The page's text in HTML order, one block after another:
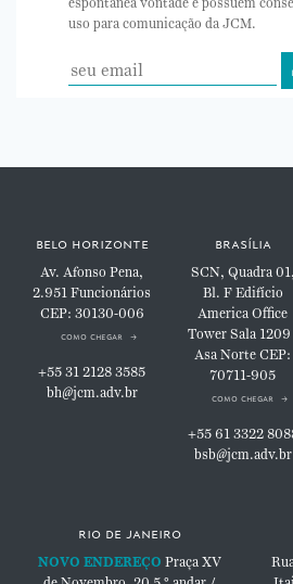
uso para comunicação da JCM.
belo horizonte
Av. Afonso Pena,
2.951Funcionários
CEP: 30130-006
como chegar
+55 31 2128 3585
bh@jcm.adv.br
brasília
SCN, Quadra 01,
Bl. FEdifício
America Office
TowerSala 1209
Asa NorteCEP:
70711-905
como chegar
+55 61 3322
bsb@jcm.adv.br
rio de janeiro
NOVO ENDEREÇO Praça XV